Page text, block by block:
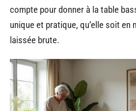
compte pour donner à la table
unique et pratique, qu’elle soit en
laissée brute.